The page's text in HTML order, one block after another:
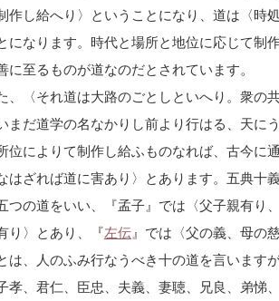
作し給へり〉ということになり、道は〈時
になります。時代と場所と地位に応じて制
に至るものが道なのだとされています。
、〈それ道は大路のごとしといへり。衆の
まだ道学の名なかりし前より行はる、天に
位によりて制作し給ふものなれば、古今に
はざれば道に害あり〉とあります。五典十
つの道をいい、『孟子』では〈父子親有り
り〉とあり、『左伝 』では〈父の義、母の
は、人のふみ行なうべき十の道を言います
孝、君仁、臣忠、夫義、妻聴、兄良、弟悌